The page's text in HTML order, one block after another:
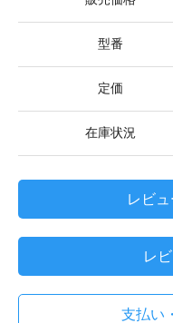
型番
定価
在庫状況
レビ
レ
支払い